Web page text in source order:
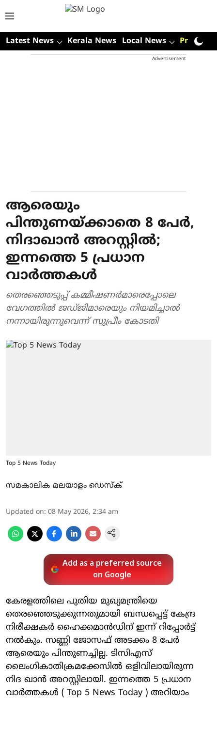
Latest News Kerala News Local News Premium
Advertisement
ആരെയും
പിന്തുണയ്ക്കാതെ 8 പേർ,
നിദാഖാൻ അറസ്റ്റിൽ;
ഇന്നത്തെ 5 പ്രധാന
വാർത്തകൾ
തെരഞ്ഞെടുപ്പ് കമ്മീഷണർമാരെപ്പോലെ
വേഗത്തിൽ ജഡ്ജിമാരെയും നിയമിച്ചാൽ
നന്നായിരുന്നുവെന്ന് സുപ്രീം കോടതി
Top 5 News Today
സമകാലിക മലയാളം ഡെസ്ക്
Updated on: 08 May 2026, 2:34 am
Add as a preferred source
on Google
കേരളത്തിലെ പുതിയ മുഖ്യമന്ത്രിയെ
തെരഞ്ഞെടുക്കുന്നതുമായി ബന്ധപ്പെട്ട് കേന്ദ്ര
നിരീക്ഷകര്‍ ഹൈക്കമാന്‍ഡിന് ഇന്ന് റിപ്പോര്‍ട്ട്
നല്‍കും. സണ്ണി ജോസഫ് അടക്കം 8 പേര്‍
ആരെയും പിന്തുണച്ചില്ല. ടിസിഎസ്
ലൈംഗികാതിക്രമക്കേസില്‍ ഒളിവിലായിരുന്ന
നിദ ഖാന്‍ അറസ്റ്റിലായി. ഇന്നത്തെ 5 പ്രധാന
വാര്‍ത്തകള്‍ ( Top 5 News Today ) അറിയാം